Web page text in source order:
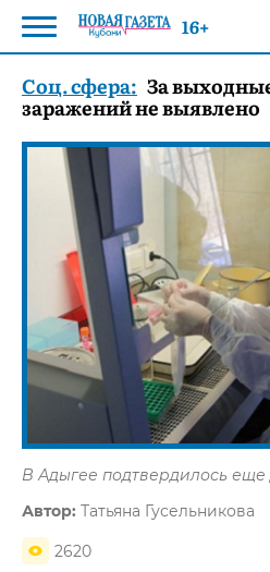
Соц. сфера: За
заражений не выявлено
В Адыгее подтвердилось еще
Автор: Татьяна Гусельникова
2620
16+